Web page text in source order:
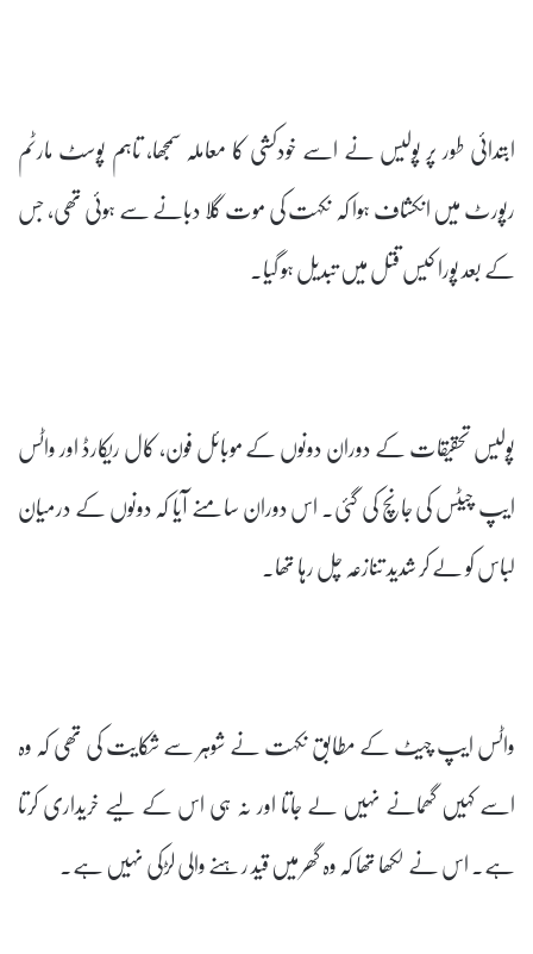
ابتدائی طور پر پولیس نے اسے خودکشی کا معاملہ سمجھا، تاہم پوسٹ مارٹم
رپورٹ میں انکشاف ہوا کہ نکہت کی موت گلا دبانے سے ہوئی تھی، جس
کے بعد پورا کیس قتل میں تبدیل ہو گیا۔
پولیس تحقیقات کے دوران دونوں کے موبائل فون، کال ریکارڈ اور واٹس
ایپ چیٹس کی جانچ کی گئی۔ اس دوران سامنے آیا کہ دونوں کے درمیان
لباس کو لے کر شدید تنازعہ چل رہا تھا۔
واٹس ایپ چیٹ کے مطابق نکہت نے شوہر سے شکایت کی تھی کہ وہ
اسے کہیں گھمانے نہیں لے جاتا اور نہ ہی اس کے لیے خریداری کرتا
ہے۔ اس نے لکھا تھا کہ وہ گھر میں قید رہنے والی لڑکی نہیں ہے۔